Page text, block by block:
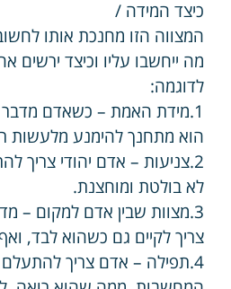
כיצד המידה /
המצווה הזו מחנכת אותו
מה ייחשבו עליו וכיצד ירשים
לדוגמה:
1.מידת האמת – כשאדם
הוא מתחנך להימנע מלעשות
2.צניעות – אדם יהודי צריך
לא בולטת ומוחצנת.
3.מצוות שבין אדם למקום –
צריך לקיים גם כשהוא לבד,
4.תפילה – אדם צריך